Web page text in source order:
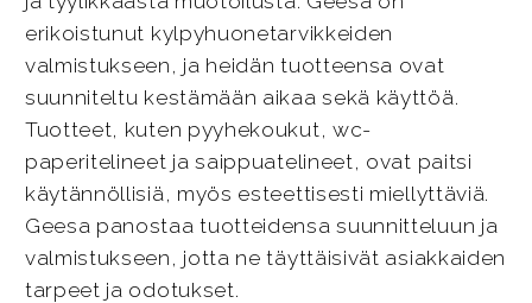
erikoistunut kylpyhuonetarvikkeiden
valmistukseen, ja heidän tuotteensa ovat
suunniteltu kestämään aikaa sekä käyttöä.
Tuotteet, kuten pyyhekoukut, wc-
paperitelineet ja saippuatelineet, ovat paitsi
käytännöllisiä, myös esteettisesti miellyttäviä.
Geesa panostaa tuotteidensa suunnitteluun ja
valmistukseen, jotta ne täyttäisivät asiakkaiden
tarpeet ja odotukset.